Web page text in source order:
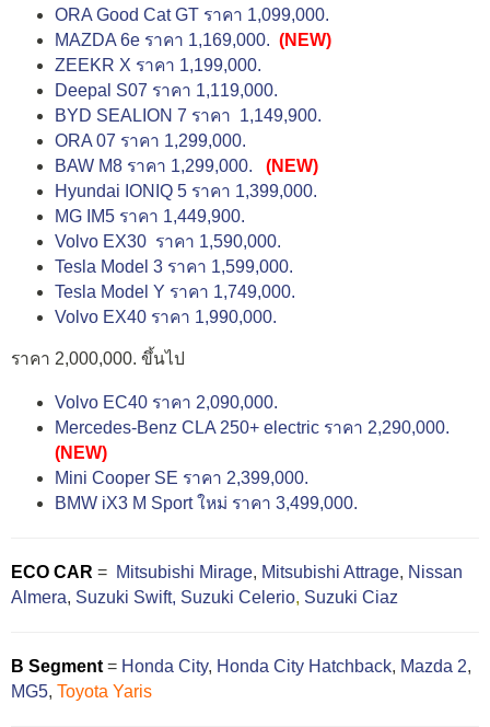
ORA Good Cat GT ราคา 1,099,000.
MAZDA 6e ราคา 1,169,000. (NEW)
ZEEKR X ราคา 1,199,000.
Deepal S07 ราคา 1,119,000.
BYD SEALION 7 ราคา 1,149,900.
ORA 07 ราคา 1,299,000.
BAW M8 ราคา 1,299,000.
(NEW)
Hyundai IONIQ 5 ราคา 1,399,000.
MG IM5 ราคา 1,449,900.
Volvo EX30 ราคา 1,590,000.
Tesla Model 3 ราคา 1,599,000.
Tesla Model Y ราคา 1,749,000.
Volvo EX40 ราคา 1,990,000.
ราคา 2,000,000. ขึ้นไป
Volvo EC40 ราคา 2,090,000.
Mercedes-Benz CLA 250+ electric ราคา 2,290,000.
(NEW)
Mini Cooper SE ราคา 2,399,000.
BMW iX3 M Sport ใหม่ ราคา 3,499,000.
ECO CAR = Mitsubishi Mirage, Mitsubishi Attrage, Nissan
Almera, Suzuki Swift, Suzuki Celerio, Suzuki Ciaz
B Segment = Honda City, Honda City Hatchback, Mazda 2,
MG5, Toyota Yaris